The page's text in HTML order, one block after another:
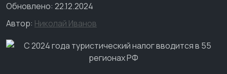
Обновлено: 22.12.2024
Автор: Николай Иванов